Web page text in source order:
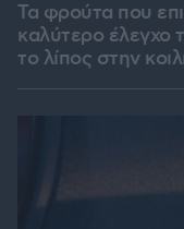
Τα φρούτα που
καλύτερο έλεγχο
το λίπος στην